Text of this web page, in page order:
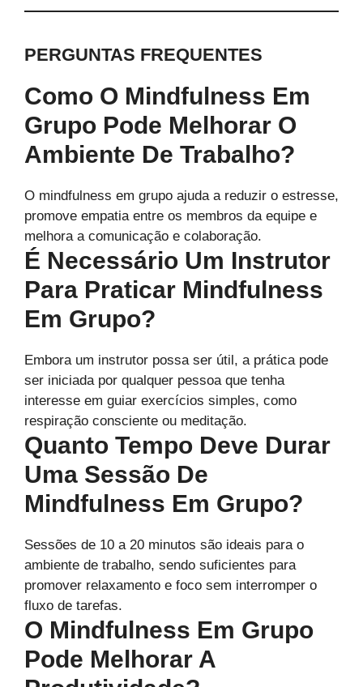
PERGUNTAS FREQUENTES
Como O Mindfulness Em
Grupo Pode Melhorar O
Ambiente De Trabalho?
O mindfulness em grupo ajuda a reduzir o estresse,
promove empatia entre os membros da equipe e
melhora a comunicação e colaboração.
É Necessário Um Instrutor
Para Praticar Mindfulness
Em Grupo?
Embora um instrutor possa ser útil, a prática pode
ser iniciada por qualquer pessoa que tenha
interesse em guiar exercícios simples, como
respiração consciente ou meditação.
Quanto Tempo Deve Durar
Uma Sessão De
Mindfulness Em Grupo?
Sessões de 10 a 20 minutos são ideais para o
ambiente de trabalho, sendo suficientes para
promover relaxamento e foco sem interromper o
fluxo de tarefas.
O Mindfulness Em Grupo
Pode Melhorar A